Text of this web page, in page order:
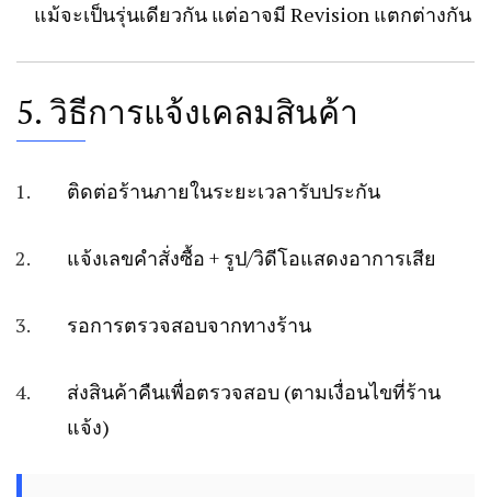
แม้จะเป็นรุ่นเดียวกัน แต่อาจมี Revision แตกต่างกัน
5. วิธีการแจ้งเคลมสินค้า
ติดต่อร้านภายในระยะเวลารับประกัน
แจ้งเลขคำสั่งซื้อ + รูป/วิดีโอแสดงอาการเสีย
รอการตรวจสอบจากทางร้าน
ส่งสินค้าคืนเพื่อตรวจสอบ (ตามเงื่อนไขที่ร้าน
แจ้ง)